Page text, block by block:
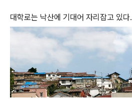
대학로는 낙산에 기대어 자리잡고 있다.